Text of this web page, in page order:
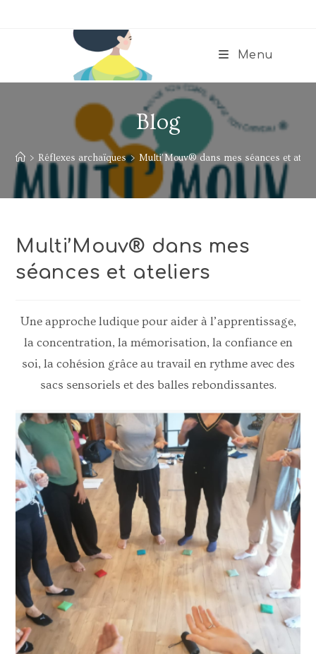
Menu
Blog
> Réflexes archaïques > Multi’Mouv® dans mes séances et
Multi’Mouv® dans mes
séances et ateliers
Une approche ludique pour aider à l’apprentissage,
la concentration, la mémorisation, la confiance en
soi, la cohésion grâce au travail en rythme avec des
sacs sensoriels et des balles rebondissantes.